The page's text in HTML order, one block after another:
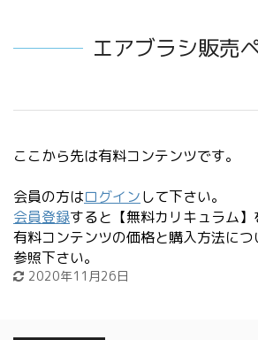
エアブラシ販売
ここから先は有料コンテンツです。
会員の方はログインして下さい。
会員登録すると【無料カリキュラム】
有料コンテンツの価格と購入方法につ
参照下さい。
2020年11月26日